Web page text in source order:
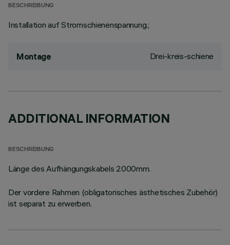
BESCHREIBUNG
Installation auf Stromschienenspannung.;
Montage Drei-kreis-schiene
ADDITIONAL INFORMATION
BESCHREIBUNG
Länge des Aufhängungskabels 2000mm.
Der vordere Rahmen (obligatorisches ästhetisches Zubehör)
ist separat zu erwerben.